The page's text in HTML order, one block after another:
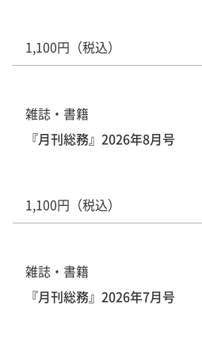
1,100円（税込）
雑誌・書籍
『月刊総務』2026年8月号
1,100円（税込）
雑誌・書籍
『月刊総務』2026年7月号